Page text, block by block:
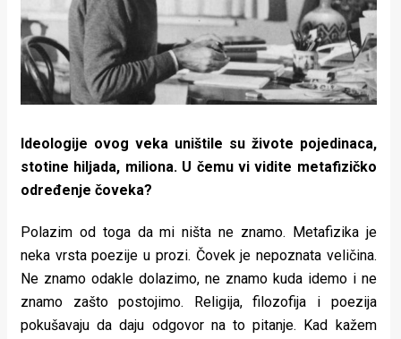
Beauty
Fashion
Zdravlje
stolom
Život
Ideje
Ideologije ovog veka uništile su živote pojedinaca,
stotine hiljada, miliona. U čemu vi vidite metafizičko
određenje čoveka?
Polazim od toga da mi ništa ne znamo. Metafizika je
neka vrsta poezije u prozi. Čovek je nepoznata veličina.
Ne znamo odakle dolazimo, ne znamo kuda idemo i ne
znamo zašto postojimo. Religija, filozofija i poezija
pokušavaju da daju odgovor na to pitanje. Kad kažem